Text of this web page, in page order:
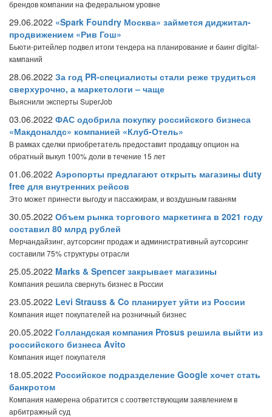
брендов компании на федеральном уровне
29.06.2022 «Spark Foundry Москва» займется диджитал-
продвижением «Рив Гош»
Бьюти-ритейлер подвел итоги тендера на планирование и баинг digital-
кампаний
28.06.2022 За год PR-специалисты стали реже трудиться
сверхурочно, а маркетологи – чаще
Выяснили эксперты SuperJob
03.06.2022 ФАС одобрила покупку российского бизнеса
«Макдоналдс» компанией «Клуб-Отель»
В рамках сделки приобретатель предоставит продавцу опцион на
обратный выкуп 100% доли в течение 15 лет
01.06.2022 Аэропорты предлагают открыть магазины duty
free для внутренних рейсов
Это может принести выгоду и пассажирам, и воздушным гаваням
30.05.2022 Объем рынка торгового маркетинга в 2021 году
составил 80 млрд рублей
Мерчандайзинг, аутсорсинг продаж и административный аутсорсинг
составили 75% структуры отрасли
25.05.2022 Marks & Spencer закрывает магазины
Компания решила свернуть бизнес в России
23.05.2022 Levi Strauss & Co планирует уйти из России
Компания ищет покупателей на розничный бизнес
20.05.2022 Голландская компания Prosus решила выйти из
российского бизнеса Avito
Компания ищет покупателя
18.05.2022 Российское подразделение Google хочет стать
банкротом
Компания намерена обратится с соответствующим заявлением в
арбитражный суд